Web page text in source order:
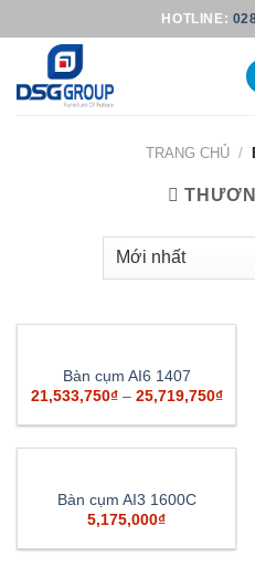
to
content
HOTLINE:
TRANG CHỦ /
Bàn cụm AI6 1407
21,533,750₫– 25,719,750₫
Bàn cụm AI3 1600C
5,175,000₫